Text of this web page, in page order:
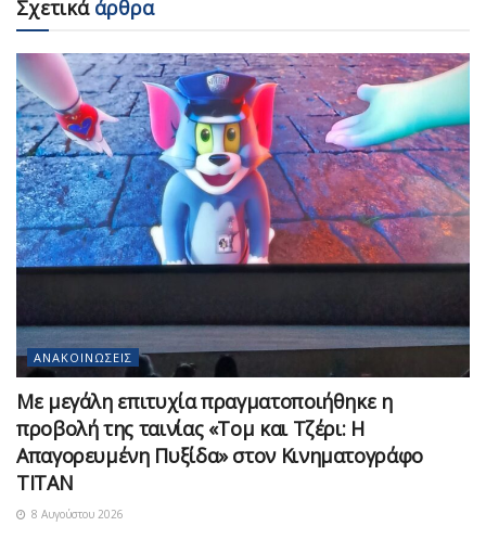
Σχετικάάρθρα
ΑΝΑΚΟΙΝΏΣΕΙΣ
Με μεγάλη επιτυχία πραγματοποιήθηκε η
προβολή της ταινίας «Τομ και Τζέρι: Η
Απαγορευμένη Πυξίδα» στον Κινηματογράφο
ΤΙΤΑΝ
8 Αυγούστου 2026